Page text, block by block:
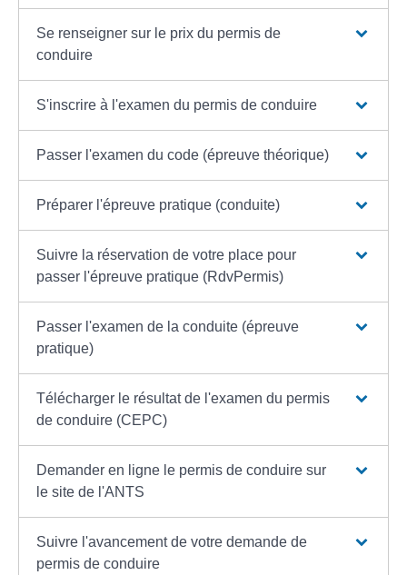
Se renseigner sur le prix du permis de
conduire
S'inscrire à l'examen du permis de conduire
Passer l'examen du code (épreuve théorique)
Préparer l'épreuve pratique (conduite)
Suivre la réservation de votre place pour
passer l'épreuve pratique (RdvPermis)
Passer l'examen de la conduite (épreuve
pratique)
Télécharger le résultat de l'examen du permis
de conduire (CEPC)
Demander en ligne le permis de conduire sur
le site de l'ANTS
Suivre l'avancement de votre demande de
permis de conduire